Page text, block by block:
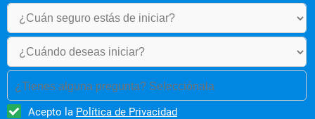
¿Tienes alguna pregunta? Selecciónala
Acepto la Política de Privacidad